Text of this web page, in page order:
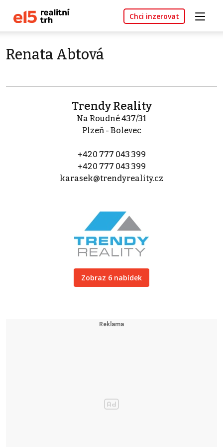
Chci inzerovat
Renata Abtová
Trendy Reality
Na Roudné 437/31
Plzeň - Bolevec
+420 777 043 399
+420 777 043 399
karasek@trendyreality.cz
Zobraz 6 nabídek